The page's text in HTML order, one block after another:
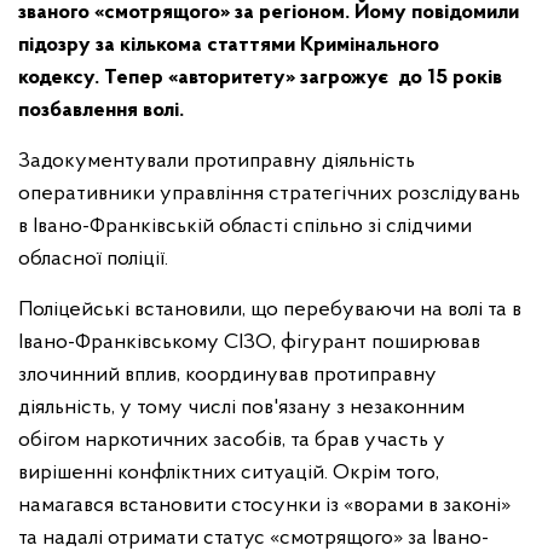
званого «смотрящого» за регіоном. Йому повідомили
підозру за кількома статтями Кримінального
кодексу. Тепер «авторитету» загрожує до 15 років
позбавлення волі.
Задокументували протиправну діяльність
оперативники управління стратегічних розслідувань
в Івано-Франківській області спільно зі слідчими
обласної поліції.
Поліцейські встановили, що перебуваючи на волі та в
Івано-Франківському СІЗО, фігурант поширював
злочинний вплив, координував протиправну
діяльність, у тому числі пов'язану з незаконним
обігом наркотичних засобів, та брав участь у
вирішенні конфліктних ситуацій. Окрім того,
намагався встановити стосунки із «ворами в законі»
та надалі отримати статус «смотрящого» за Івано-